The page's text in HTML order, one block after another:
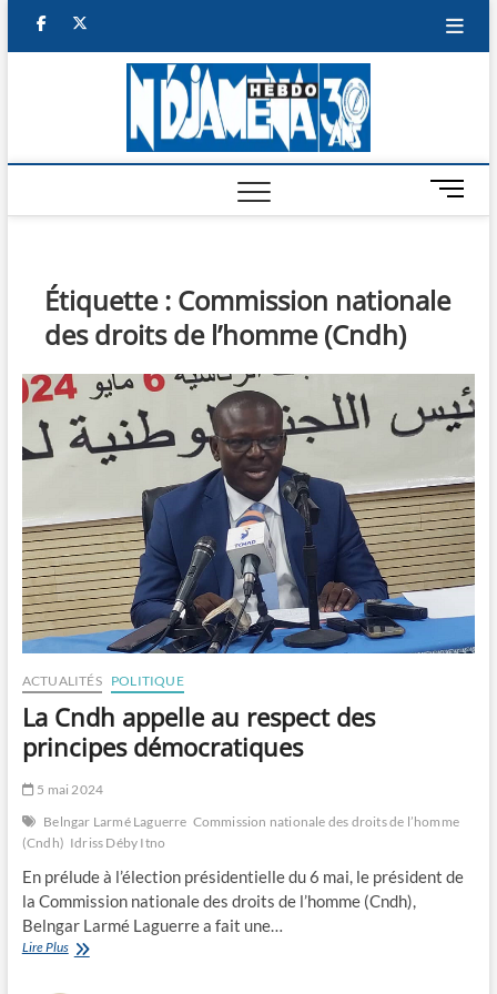
facebook
M
e
u
n
Étiquette : Commission nationale
des droits de l’homme (Cndh)
ACTUALITÉS POLITIQUE
La Cndh appelle au respect des
principes démocratiques
5 mai 2024
Belngar Larmé Laguerre Commission nationale des droits de l’homme
(Cndh) Idriss Déby Itno
En prélude à l’élection présidentielle du 6 mai, le président de
la Commission nationale des droits de l’homme (Cndh),
Belngar Larmé Laguerre a fait une…
Lire PlusLa